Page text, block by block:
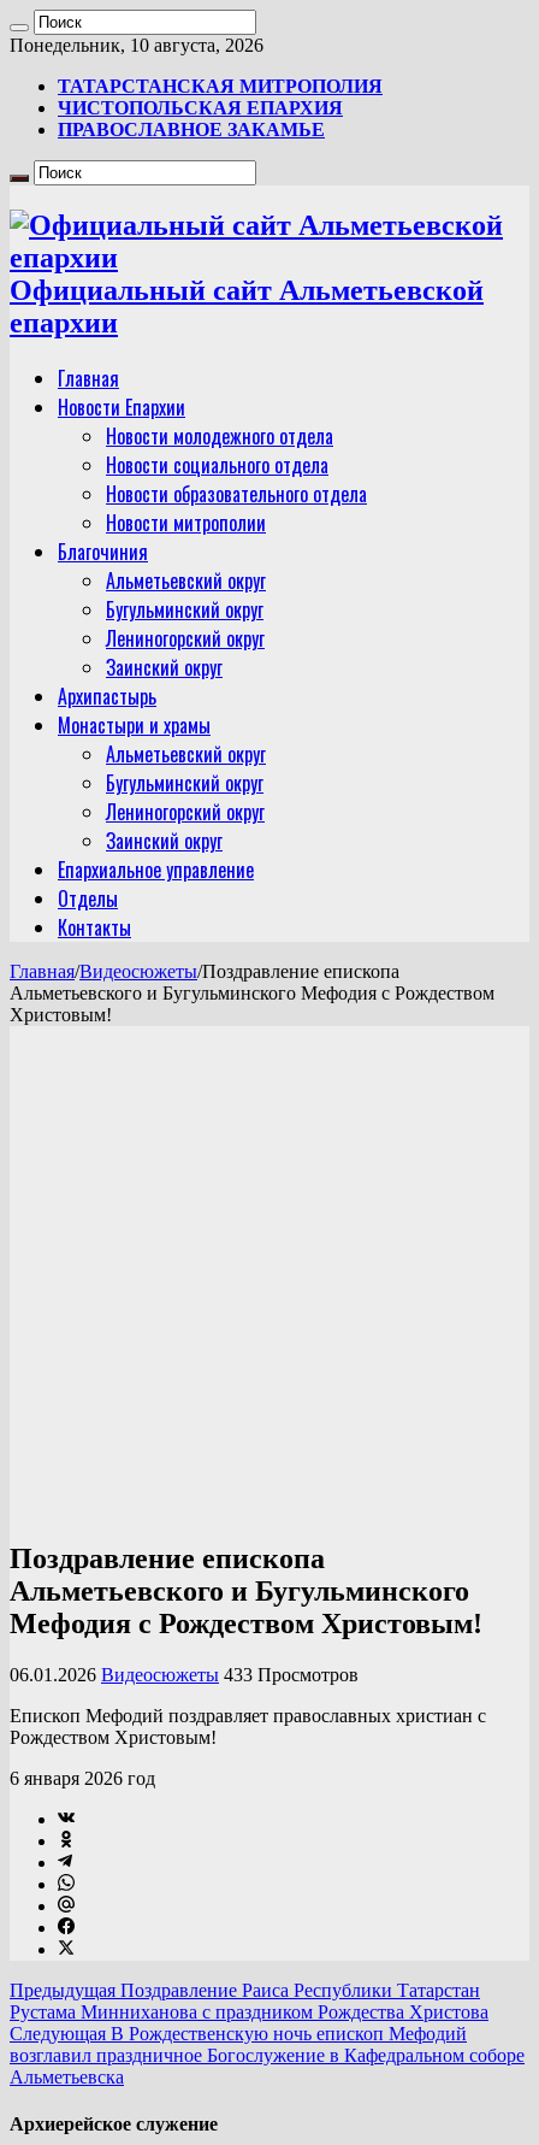
Понедельник, 10 августа, 2026
ТАТАРСТАНСКАЯ МИТРОПОЛИЯ
ЧИСТОПОЛЬСКАЯ ЕПАРХИЯ
ПРАВОСЛАВНОЕ ЗАКАМЬЕ
Официальный сайт Альметьевской
епархии
Главная
Новости Епархии
Новости молодежного отдела
Новости социального отдела
Новости образовательного отдела
Новости митрополии
Благочиния
Альметьевский округ
Бугульминский округ
Лениногорский округ
Заинский округ
Архипастырь
Монастыри и храмы
Альметьевский округ
Бугульминский округ
Лениногорский округ
Заинский округ
Епархиальное управление
Отделы
Контакты
Главная/Видеосюжеты/Поздравление епископа
Альметьевского и Бугульминского Мефодия с Рождеством
Христовым!
Поздравление епископа
Альметьевского и Бугульминского
Мефодия с Рождеством Христовым!
06.01.2026 Видеосюжеты 433 Просмотров
Епископ Мефодий поздравляет православных христиан с
Рождеством Христовым!
6 января 2026 год
Предыдущая Поздравление Раиса Республики Татарстан
Рустама Минниханова с праздником Рождества Христова
Следующая В Рождественскую ночь епископ Мефодий
возглавил праздничное Богослужение в Кафедральном соборе
Альметьевска
Архиерейское служение